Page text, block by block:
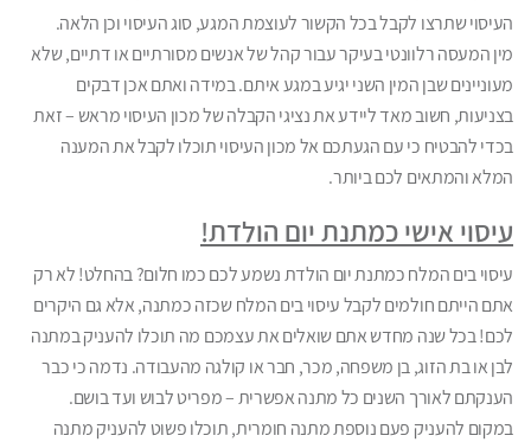
העיסוי שתרצו לקבל בכל הקשור לעוצמת המגע, סוג העיסוי וכן הלאה.
מין המעסה רלוונטי בעיקר עבור קהל של אנשים מסורתיים או דתיים, שלא
מעוניינים שבן המין השני יגיע במגע איתם. במידה ואתם אכן דבקים
בצניעות, חשוב מאד ליידע את נציגי הקבלה של מכון העיסוי מראש – זאת
בכדי להבטיח כי עם הגעתכם אל מכון העיסוי תוכלו לקבל את המענה
המלא והמתאים לכם ביותר.
עיסוי אישי כמתנת יום הולדת!
עיסוי בים המלח כמתנת יום הולדת נשמע לכם כמו חלום? בהחלט! לא רק
אתם הייתם חולמים לקבל עיסוי בים המלח שכזה כמתנה, אלא גם היקרים
לכם! בכל שנה מחדש אתם שואלים את עצמכם מה תוכלו להעניק במתנה
לבן או בת הזוג, בן משפחה, מכר, חבר או קולגה מהעבודה. נדמה כי כבר
הענקתם לאורך השנים כל מתנה אפשרית – מפריט לבוש ועד בושם.
במקום להעניק פעם נוספת מתנה חומרית, תוכלו פשוט להעניק מתנה